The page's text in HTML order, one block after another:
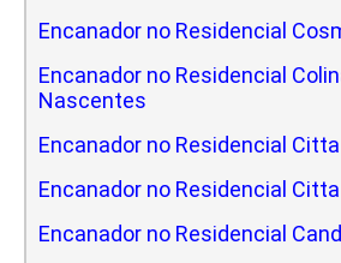
Encanador no Residencial
Encanador no Residencial
Nascentes
Encanador no Residencial
Encanador no Residencial
Encanador no Residencial